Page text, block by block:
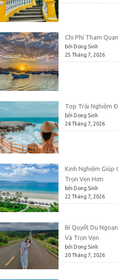
Chi Phí Tham
bởi Dong Sinh
25 Tháng 7, 2026
Top Trải Nghiệm
bởi Dong Sinh
24 Tháng 7, 2026
Kinh Nghiệm Giúp
Trọn Vẹn Hơn
bởi Dong Sinh
22 Tháng 7, 2026
Bí Quyết Du
Và Trọn Vẹn
bởi Dong Sinh
20 Tháng 7, 2026